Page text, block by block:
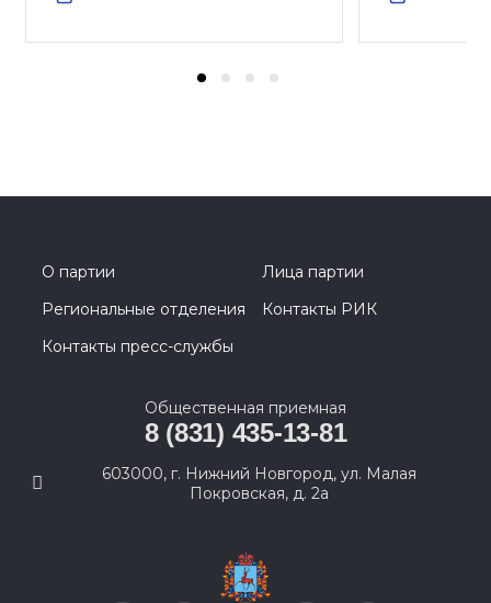
О партии
Лица партии
Региональные отделения
Контакты РИК
Контакты пресс-службы
Общественная приемная
8 (831) 435-13-81
603000, г. Нижний Новгород, ул. Малая
Покровская, д. 2а